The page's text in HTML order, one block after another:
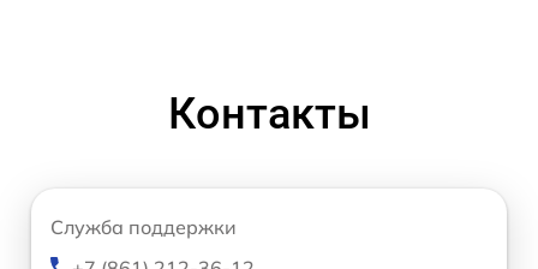
Контакты
Служба поддержки